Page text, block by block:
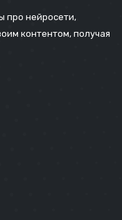
про нейросети,
контентом, получая